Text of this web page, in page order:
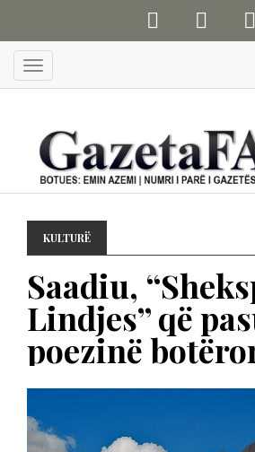
Menu
KULTURË
Saadiu,
Lindjes” që
poezinë